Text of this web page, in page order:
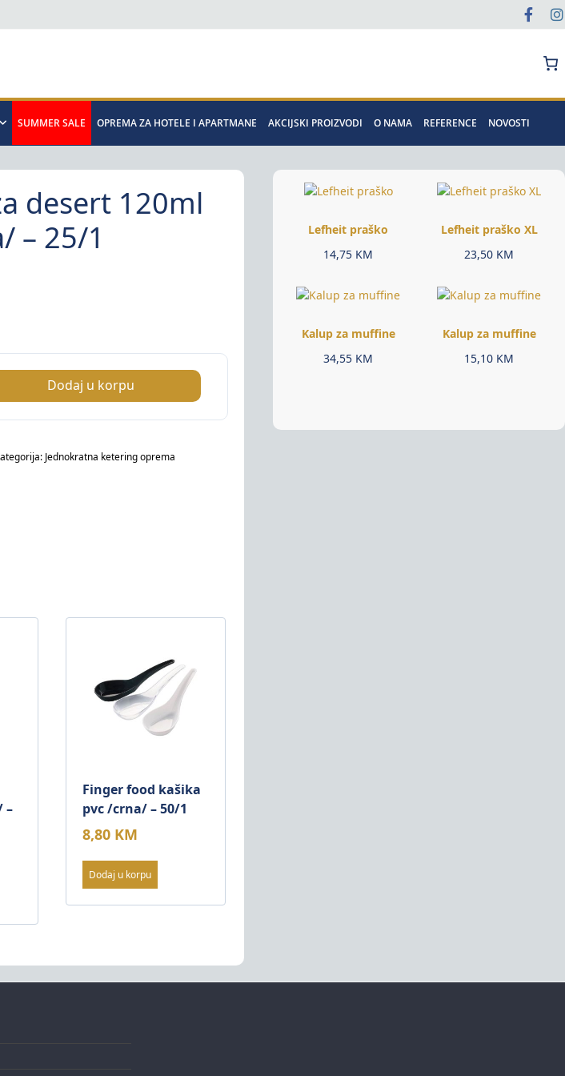
SUMMER SALE OPREMA ZA HOTELE I APARTMANE AKCIJSKI PROIZVODI O NAMA REFERENCE NOVOSTI
desert 120ml
– 25/1
Dodaj u korpu
Jednokratna ketering oprema
–
Finger food kašika
pvc /crna/ – 50/1
8,80 KM
Dodaj u korpu
Lefheit praško
14,75 KM
Lefheit praško XL
23,50 KM
Kalup za muffine
34,55 KM
Kalup za muffine
15,10 KM